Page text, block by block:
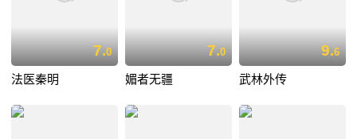
7.0
法医秦明
7.0
媚者无疆
9.6
武林外传